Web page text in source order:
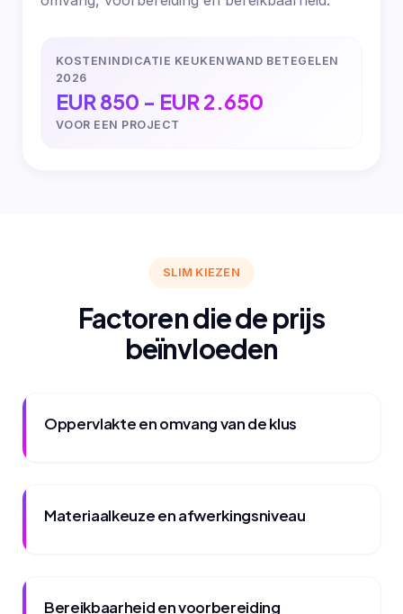
KOSTENINDICATIE KEUKENWAND BETEGELEN
2026
EUR 850 - EUR 2.650
VOOR EEN PROJECT
SLIM KIEZEN
Factoren die de prijs
beïnvloeden
Oppervlakte en omvang van de klus
Materiaalkeuze en afwerkingsniveau
Bereikbaarheid en voorbereiding